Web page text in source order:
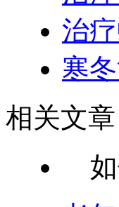
治
寒
相关文章
如